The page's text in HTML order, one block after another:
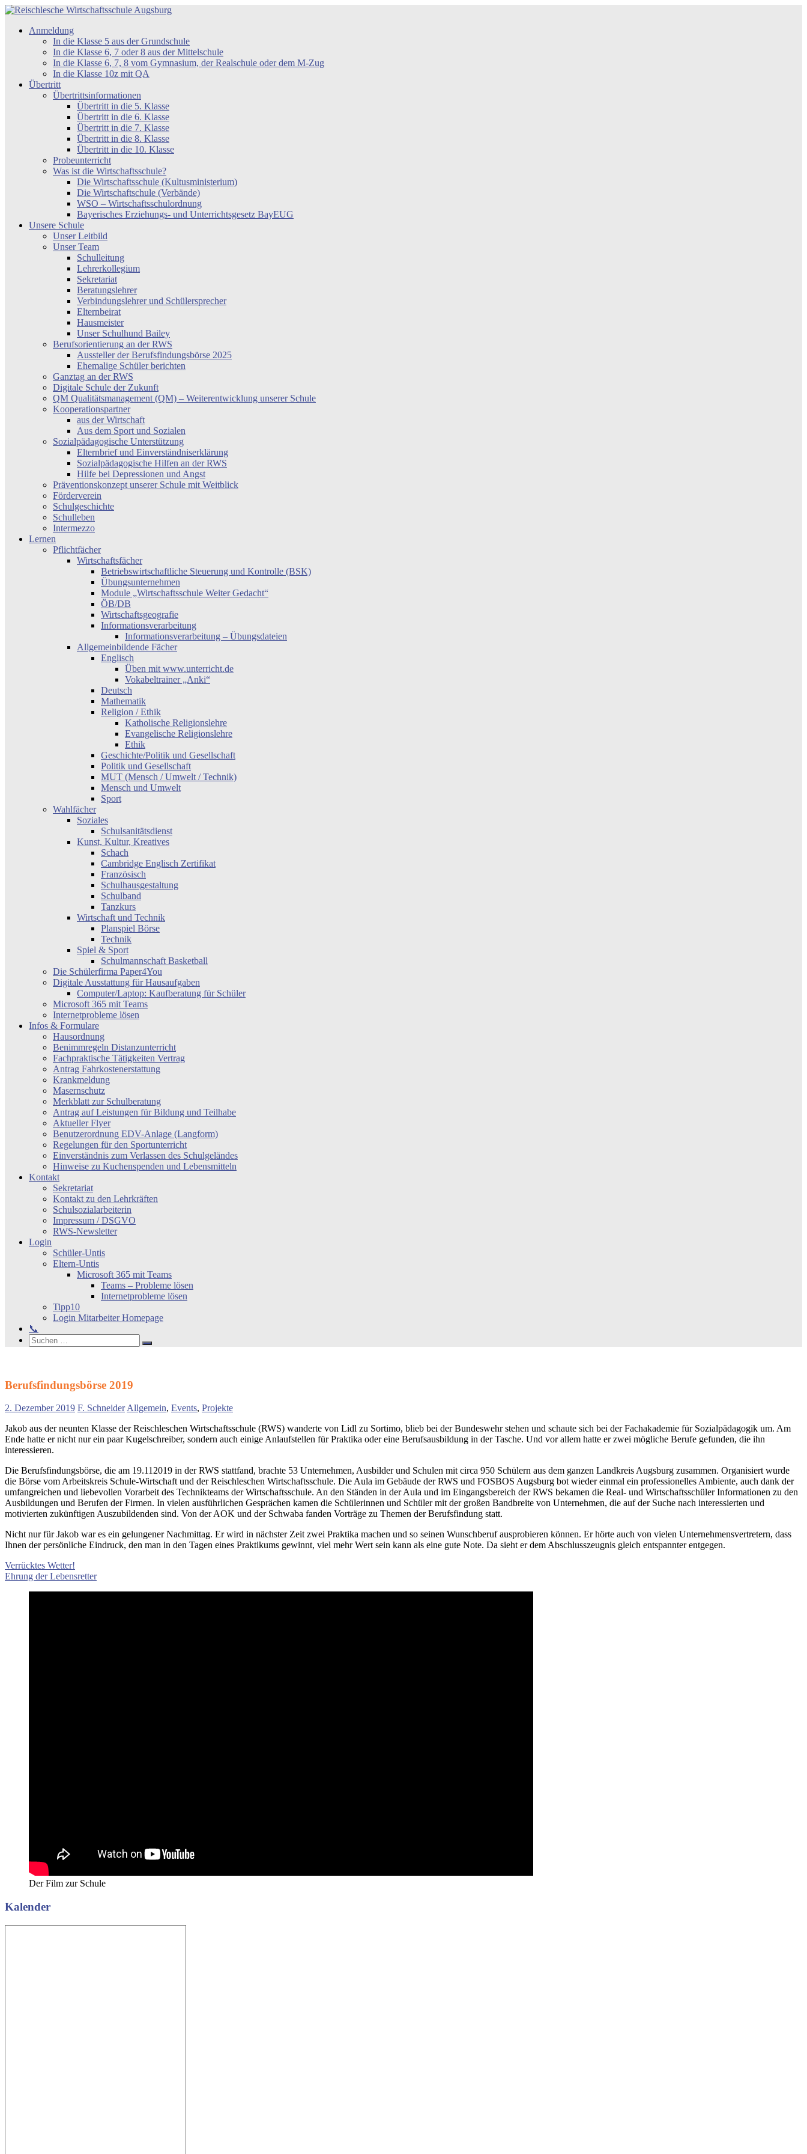
Zum
springen
Reischlesche
Wirtschaftsschule
Anmeldung
In die Klasse 5 aus der Grundschule
In die Klasse 6, 7 oder 8 aus der Mittelschule
In die Klasse 6, 7, 8 vom Gymnasium, der Realschule oder dem M-Zug
In die Klasse 10z mit QA
Übertritt
Übertrittsinformationen
Übertritt in die 5. Klasse
Übertritt in die 6. Klasse
Übertritt in die 7. Klasse
Übertritt in die 8. Klasse
Übertritt in die 10. Klasse
Probeunterricht
Was ist die Wirtschaftsschule?
Die Wirtschaftsschule (Kultusministerium)
Die Wirtschaftschule (Verbände)
WSO – Wirtschaftsschulordnung
Bayerisches Erziehungs- und Unterrichtsgesetz BayEUG
Unsere Schule
Unser Leitbild
Unser Team
Schulleitung
Lehrerkollegium
Sekretariat
Beratungslehrer
Verbindungslehrer und Schülersprecher
Elternbeirat
Hausmeister
Unser Schulhund Bailey
Berufsorientierung an der RWS
Aussteller der Berufsfindungsbörse 2025
Ehemalige Schüler berichten
Ganztag an der RWS
Digitale Schule der Zukunft
QM Qualitätsmanagement (QM) – Weiterentwicklung unserer Schule
Kooperationspartner
aus der Wirtschaft
Aus dem Sport und Sozialen
Sozialpädagogische Unterstützung
Elternbrief und Einverständniserklärung
Sozialpädagogische Hilfen an der RWS
Hilfe bei Depressionen und Angst
Präventionskonzept unserer Schule mit Weitblick
Förderverein
Schulgeschichte
Schulleben
Intermezzo
Lernen
Pflichtfächer
Wirtschaftsfächer
Betriebswirtschaftliche Steuerung und Kontrolle (BSK)
Übungsunternehmen
Module „Wirtschaftsschule Weiter Gedacht“
ÖB/DB
Wirtschaftsgeografie
Informationsverarbeitung
Informationsverarbeitung – Übungsdateien
Allgemeinbildende Fächer
Englisch
Üben mit www.unterricht.de
Vokabeltrainer „Anki“
Deutsch
Mathematik
Religion / Ethik
Katholische Religionslehre
Evangelische Religionslehre
Ethik
Geschichte/Politik und Gesellschaft
Politik und Gesellschaft
MUT (Mensch / Umwelt / Technik)
Mensch und Umwelt
Sport
Wahlfächer
Soziales
Schulsanitätsdienst
Kunst, Kultur, Kreatives
Schach
Cambridge Englisch Zertifikat
Französisch
Schulhausgestaltung
Schulband
Tanzkurs
Wirtschaft und Technik
Planspiel Börse
Technik
Spiel & Sport
Schulmannschaft Basketball
Die Schülerfirma Paper4You
Digitale Ausstattung für Hausaufgaben
Computer/Laptop: Kaufberatung für Schüler
Microsoft 365 mit Teams
Internetprobleme lösen
Infos & Formulare
Hausordnung
Benimmregeln Distanzunterricht
Fachpraktische Tätigkeiten Vertrag
Antrag Fahrkostenerstattung
Krankmeldung
Masernschutz
Merkblatt zur Schulberatung
Antrag auf Leistungen für Bildung und Teilhabe
Aktueller Flyer
Benutzerordnung EDV-Anlage (Langform)
Regelungen für den Sportunterricht
Einverständnis zum Verlassen des Schulgeländes
Hinweise zu Kuchenspenden und Lebensmitteln
Kontakt
Sekretariat
Kontakt zu den Lehrkräften
Schulsozialarbeiterin
Impressum / DSGVO
RWS-Newsletter
Login
Schüler-Untis
Eltern-Untis
Microsoft 365 mit Teams
Teams – Probleme lösen
Internetprobleme lösen
Tipp10
Login Mitarbeiter Homepage
📞
Search
Suchen
nach:
Suchen
Berufsfindungsbörse 2019
2. Dezember 2019 F. SchneiderAllgemein, Events, Projekte
Jakob aus der neunten Klasse der Reischleschen Wirtschaftsschule (RWS) wanderte von Lidl zu Sortimo, blieb bei der Bundeswehr stehen und schaute sich bei der Fachakademie für Sozialpädagogik um. Am
Ende hatte er nicht nur ein paar Kugelschreiber, sondern auch einige Anlaufstellen für Praktika oder eine Berufsausbildung in der Tasche. Und vor allem hatte er zwei mögliche Berufe gefunden, die ihn
interessieren.
Die Berufsfindungsbörse, die am 19.112019 in der RWS stattfand, brachte 53 Unternehmen, Ausbilder und Schulen mit circa 950 Schülern aus dem ganzen Landkreis Augsburg zusammen. Organisiert wurde
die Börse vom Arbeitskreis Schule-Wirtschaft und der Reischleschen Wirtschaftsschule. Die Aula im Gebäude der RWS und FOSBOS Augsburg bot wieder einmal ein professionelles Ambiente, auch dank der
umfangreichen und liebevollen Vorarbeit des Technikteams der Wirtschaftsschule. An den Ständen in der Aula und im Eingangsbereich der RWS bekamen die Real- und Wirtschaftsschüler Informationen zu den
Ausbildungen und Berufen der Firmen. In vielen ausführlichen Gesprächen kamen die Schülerinnen und Schüler mit der großen Bandbreite von Unternehmen, die auf der Suche nach interessierten und
motivierten zukünftigen Auszubildenden sind. Von der AOK und der Schwaba fanden Vorträge zu Themen der Berufsfindung statt.
Nicht nur für Jakob war es ein gelungener Nachmittag. Er wird in nächster Zeit zwei Praktika machen und so seinen Wunschberuf ausprobieren können. Er hörte auch von vielen Unternehmensvertretern, dass
Ihnen der persönliche Eindruck, den man in den Tagen eines Praktikums gewinnt, viel mehr Wert sein kann als eine gute Note. Da sieht er dem Abschlusszeugnis gleich entspannter entgegen.
Beitragsnavigation
Vorheriger
Beitrag:
Verrücktes Wetter!
Nächster
Ehrung der Lebensretter
Der Film zur Schule
Kalender